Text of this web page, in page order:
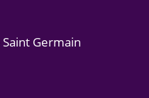
Germain